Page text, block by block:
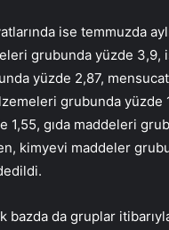
ise temmuzda
grubunda yüzde 3,9,
yüzde 2,87,
grubunda yüzde
1,55, gıda maddeleri
kimyevi maddeler
bazda da gruplar